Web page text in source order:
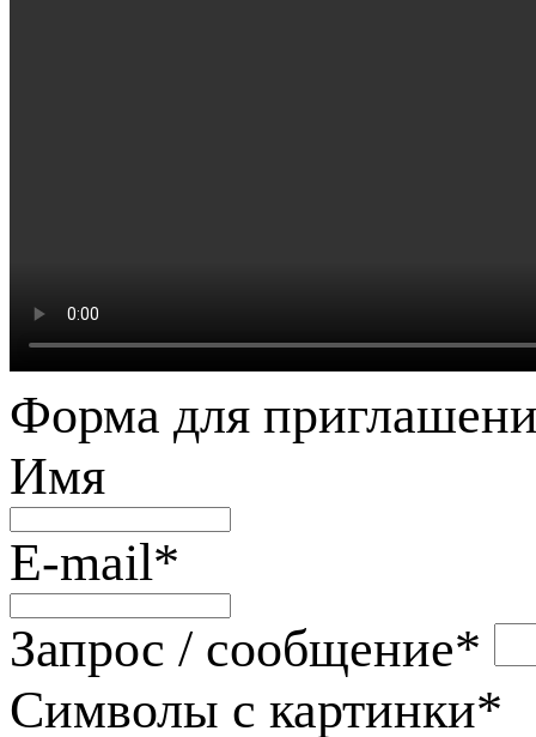
Форма для
Имя
E-mail*
Запрос / сообщение*
Символы с картинки*